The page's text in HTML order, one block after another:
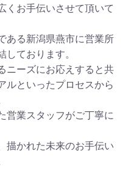
くお手伝いさせて頂いて
ある新潟県燕市に営業所
ております。
ニーズにお応えすると共
ルといったプロセスから
営業スタッフがご丁寧に
描かれた未来のお手伝い